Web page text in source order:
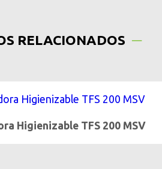
RELACIONADOS
Higienizable TFS 200 MSV